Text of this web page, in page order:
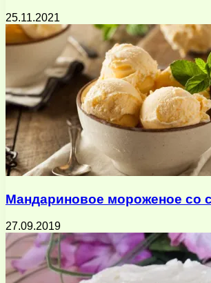
25.11.2021
Мандариновое мороженое со
27.09.2019